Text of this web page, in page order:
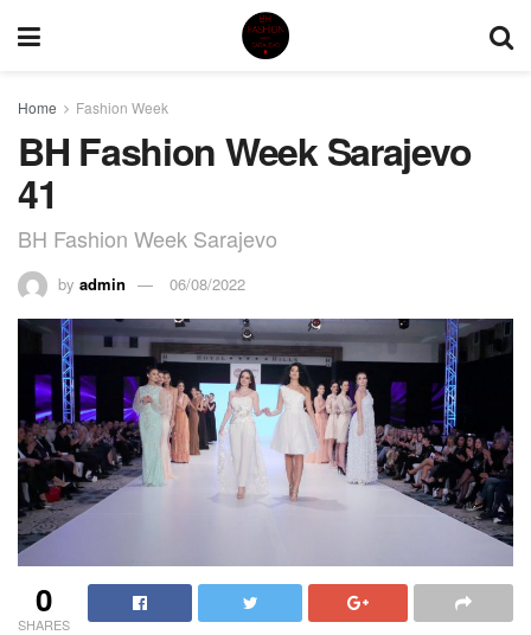
Home Fashion Week
BH Fashion Week Sarajevo
41
BH Fashion Week Sarajevo
by admin 06/08/2022
0
SHARES